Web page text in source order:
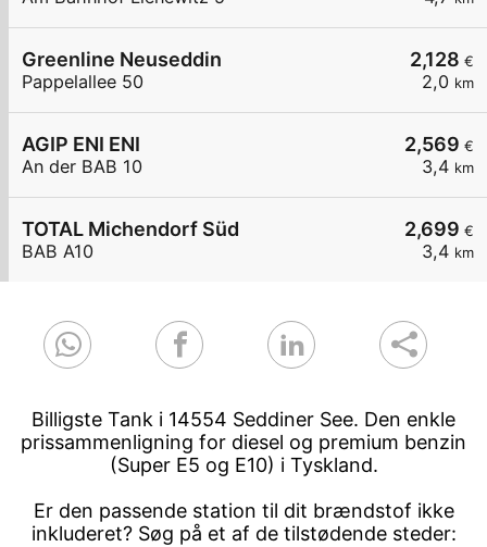
2,128 €
2,0 km
Greenline Neuseddin
Pappelallee 50
2,569 €
3,4 km
AGIP ENI ENI
An der BAB 10
2,699 €
3,4 km
TOTAL Michendorf Süd
BAB A10
Billigste Tank i 14554 Seddiner See. Den enkle
prissammenligning for diesel og premium benzin
(Super E5 og E10) i Tyskland.
Er den passende station til dit brændstof ikke
inkluderet? Søg på et af de tilstødende steder: